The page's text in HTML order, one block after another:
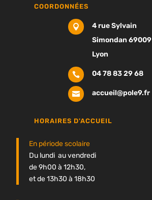
COORDONNÉES

4 rue Sylvain
Simondan 69009
Lyon
 04 78 83 29 68
 accueil@pole9.fr
HORAIRES D'ACCUEIL
En période scolaire
Du lundi au vendredi
de 9h00 à 12h30,
et de 13h30 à 18h30